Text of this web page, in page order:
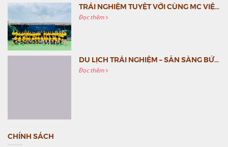
TRẢI NGHIỆM TUYỆT VỜI CÙNG MC VIỆT NAM
Đọc thêm
DU LỊCH TRẢI NGHIỆM – SẴN SÀNG BỨT PHÁ CÙNG MC VIỆT NAM
Đọc thêm
CHÍNH SÁCH